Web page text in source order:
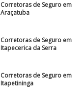
Corretoras de Seguro em
Araçatuba
Corretoras de Seguro em
Itapecerica da Serra
Corretoras de Seguro em
Itapetininga